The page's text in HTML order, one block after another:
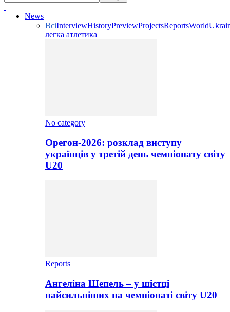
News
ВсіInterviewHistoryPreviewProjectsReportsWorld
легка атлетика
No category
Орегон-2026: розклад виступу
українців у третій день чемпіонату світу
U20
Reports
Ангеліна Шепель – у шістці
найсильніших на чемпіонаті світу U20